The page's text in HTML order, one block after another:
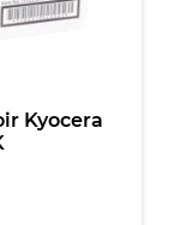
Kyocera